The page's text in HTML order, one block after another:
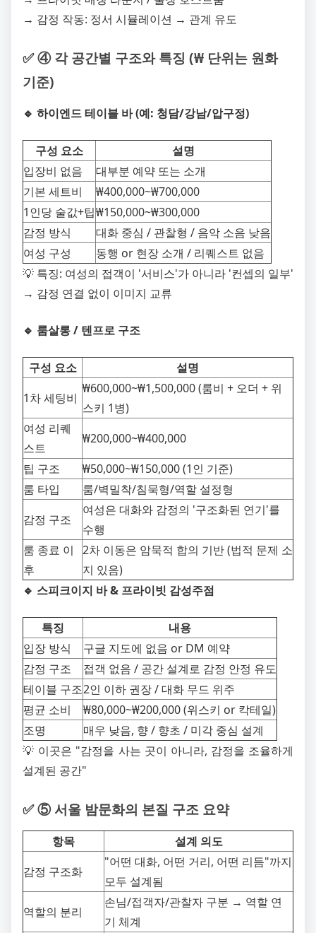
→ 감정 작동: 정서 시뮬레이션 → 관계 유도
✅ ④ 각 공간별 구조와 특징 (₩ 단위는 원화
기준)
🔹 하이엔드 테이블 바 (예: 청담/강남/압구정)
구성 요소
설명
입장비 없음
대부분 예약 또는 소개
기본 세트비
₩400,000~₩700,000
1인당 술값+팁₩150,000~₩300,000
감정 방식
대화 중심 / 관찰형 / 음악 소음 낮음
여성 구성
동행 or 현장 소개 / 리퀘스트 없음
💡 특징: 여성의 접객이 '서비스'가 아니라 '컨셉의 일부'
→ 감정 연결 없이 이미지 교류
🔹 룸살롱 / 텐프로 구조
구성 요소
설명
1차 세팅비
₩600,000~₩1,500,000 (룸비 + 오더 + 위
스키 1병)
여성 리퀘
스트
₩200,000~₩400,000
팁 구조
₩50,000~₩150,000 (1인 기준)
룸 타입
룸/벽밀착/침묵형/역할 설정형
감정 구조
여성은 대화와 감정의 '구조화된 연기'를
수행
룸 종료 이
후
2차 이동은 암묵적 합의 기반 (법적 문제 소
지 있음)
🔹 스피크이지 바 & 프라이빗 감성주점
특징
내용
입장 방식
구글 지도에 없음 or DM 예약
감정 구조
접객 없음 / 공간 설계로 감정 안정 유도
테이블 구조2인 이하 권장 / 대화 무드 위주
평균 소비
₩80,000~₩200,000 (위스키 or 칵테일)
조명
매우 낮음, 향 / 향초 / 미각 중심 설계
💡 이곳은 "감정을 사는 곳이 아니라, 감정을 조율하게
설계된 공간"
✅ ⑤ 서울 밤문화의 본질 구조 요약
항목
설계 의도
감정 구조화
"어떤 대화, 어떤 거리, 어떤 리듬"까지
모두 설계됨
역할의 분리
손님/접객자/관찰자 구분 → 역할 연
기 체계